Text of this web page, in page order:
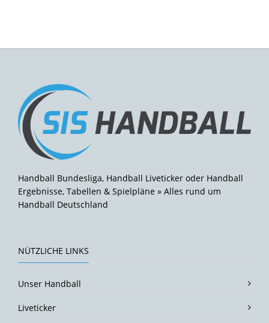
Handball Bundesliga, Handball Liveticker oder Handball
Ergebnisse, Tabellen & Spielpläne » Alles rund um
Handball Deutschland
NÜTZLICHE LINKS
Unser Handball
Liveticker